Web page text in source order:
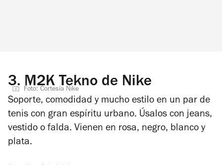
3. M2K Tekno de Nike
Foto: Cortesía Nike
Soporte, comodidad y mucho estilo en un par de
tenis con gran espíritu urbano. Úsalos con jeans,
vestido o falda. Vienen en rosa, negro, blanco y
plata.